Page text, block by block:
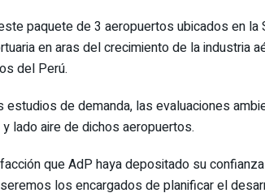
paquete de 3 aeropuertos ubicados en
en aras del crecimiento de la industria
del Perú.
de demanda, las evaluaciones
lado aire de dichos aeropuertos.
que AdP haya depositado su
los encargados de planificar el